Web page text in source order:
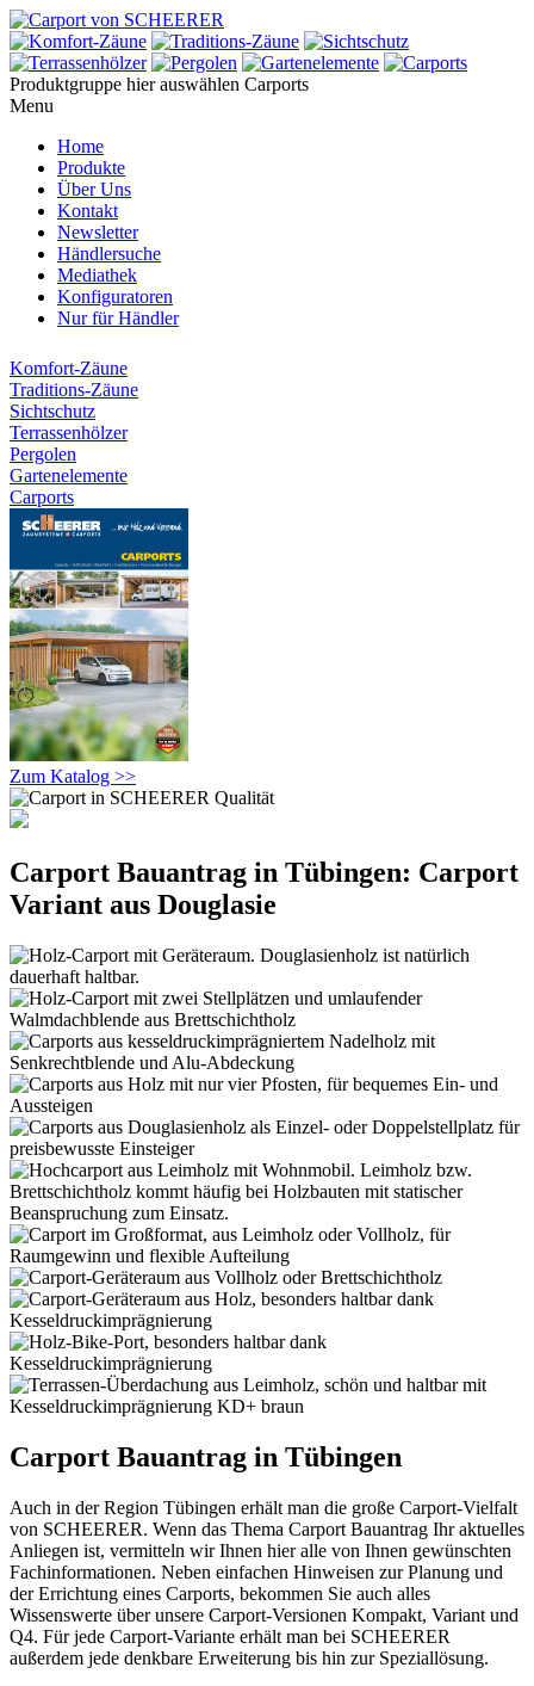
Produktgruppe hier auswählen Carports
Menu
Home
Produkte
Über Uns
Kontakt
Newsletter
Händlersuche
Mediathek
Konfiguratoren
Nur für Händler
Komfort-Zäune
Traditions-Zäune
Sichtschutz
Terrassenhölzer
Pergolen
Gartenelemente
Carports
Zum Katalog >>
Carport Bauantrag in Tübingen: Carport
Variant aus Douglasie
Carport Bauantrag in Tübingen
Auch in der Region Tübingen erhält man die große Carport-Vielfalt
von SCHEERER. Wenn das Thema Carport Bauantrag Ihr aktuelles
Anliegen ist, vermitteln wir Ihnen hier alle von Ihnen gewünschten
Fachinformationen. Neben einfachen Hinweisen zur Planung und
der Errichtung eines Carports, bekommen Sie auch alles
Wissenswerte über unsere Carport-Versionen Kompakt, Variant und
Q4. Für jede Carport-Variante erhält man bei SCHEERER
außerdem jede denkbare Erweiterung bis hin zur Speziallösung.